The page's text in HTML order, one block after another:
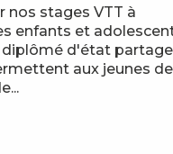
nos stages VTT à
enfants et
diplômé d'état
aux jeunes de